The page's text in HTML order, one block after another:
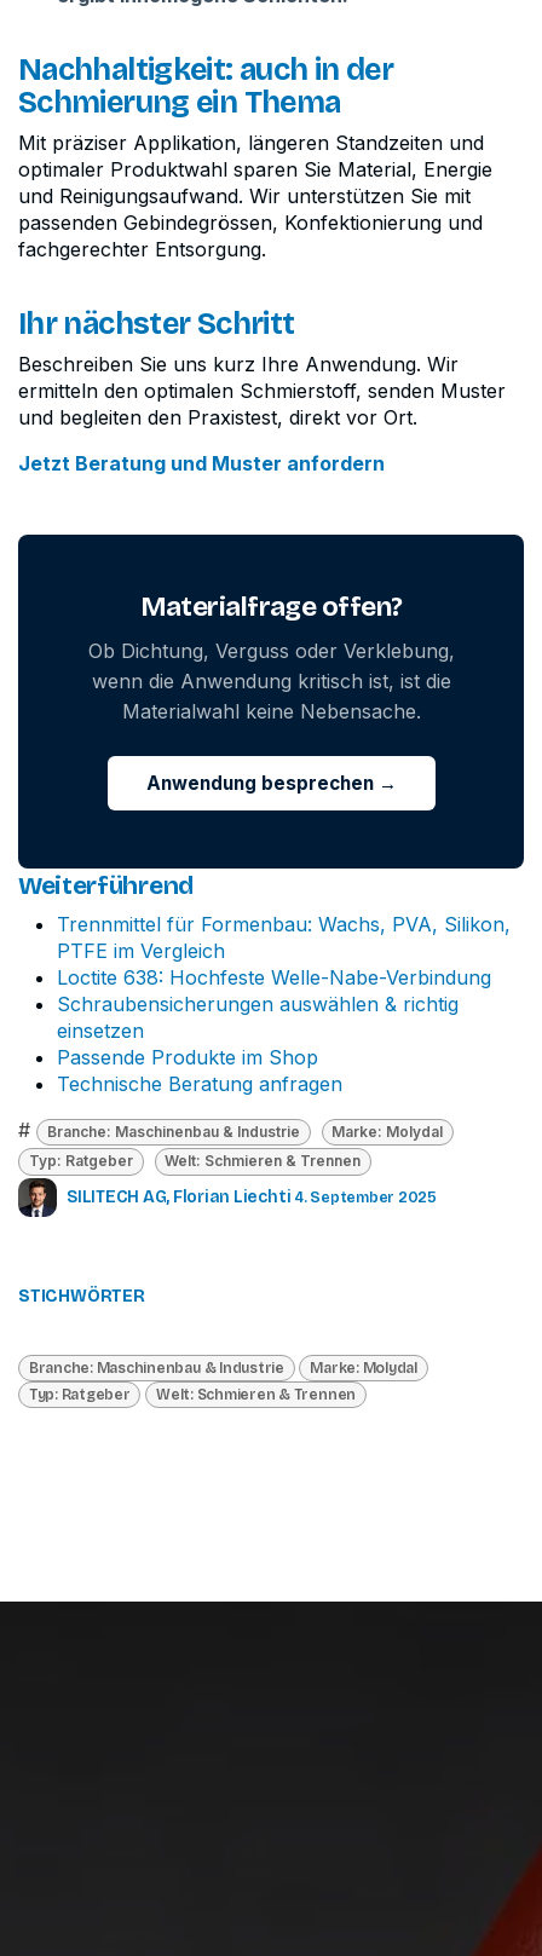
Nachhaltigkeit: auch in der
Schmierung ein Thema
Mit präziser Applikation, längeren Standzeiten und
optimaler Produktwahl sparen Sie Material, Energie
und Reinigungsaufwand. Wir unterstützen Sie mit
passenden Gebindegrössen, Konfektionierung und
fachgerechter Entsorgung.
Ihr nächster Schritt
Beschreiben Sie uns kurz Ihre Anwendung. Wir
ermitteln den optimalen Schmierstoff, senden Muster
und begleiten den Praxistest, direkt vor Ort.
Jetzt Beratung und Muster anfordern
Materialfrage offen?
Ob Dichtung, Verguss oder Verklebung,
wenn die Anwendung kritisch ist, ist die
Materialwahl keine Nebensache.
Anwendung besprechen →
Weiterführend
Trennmittel für Formenbau: Wachs, PVA, Silikon,
PTFE im Vergleich
Loctite 638: Hochfeste Welle-Nabe-Verbindung
Schraubensicherungen auswählen & richtig
einsetzen
Passende Produkte im Shop
Technische Beratung anfragen
#
Branche: Maschinenbau & Industrie
Marke: Molydal
Typ: Ratgeber
Welt: Schmieren & Trennen
SILITECH AG, Florian Liechti 4. September 2025
STICHWÖRTER
Branche: Maschinenbau & Industrie
Marke: Molydal
Typ: Ratgeber
Welt: Schmieren & Trennen